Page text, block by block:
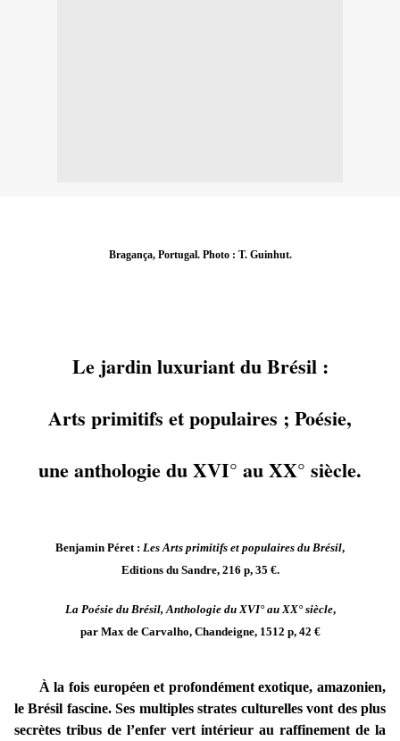
Bragança, Portugal. Photo : T. Guinhut.
Le jardin luxuriant du Brésil :
Arts primitifs et populaires ; Poésie,
une anthologie du XVI° au XX° siècle.
Benjamin Péret : Les Arts primitifs et populaires du Brésil,
Editions du Sandre, 216 p, 35 €.
La Poésie du Brésil, Anthologie du XVI° au XX° siècle,
par Max de Carvalho, Chandeigne, 1512 p, 42 €
À la fois européen et profondément exotique, amazonien,
le Brésil fascine. Ses multiples strates culturelles vont des plus
secrètes tribus de l’enfer vert intérieur au raffinement de la